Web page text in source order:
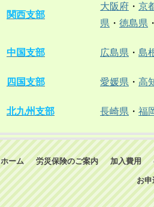
関西支部
大阪府 ・ 京
県 ・ 徳島県 ・
中国支部 広島県 ・ 島
四国支部 愛媛県 ・ 高
北九州支部 長崎県 ・ 福
ホーム 労災保険のご案内 加入費用
お申